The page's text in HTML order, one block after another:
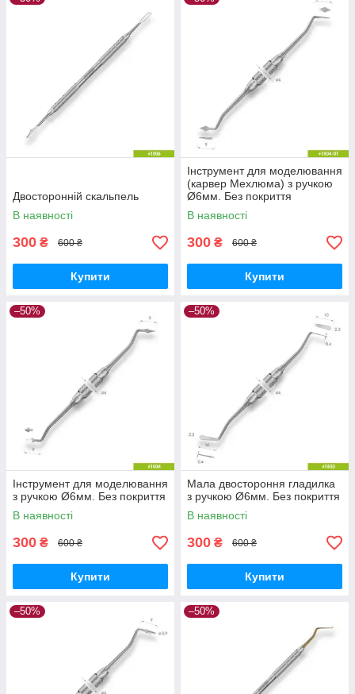
Двосторонній скальпель
В наявності
300 ₴ 600 ₴
Купити
Інструмент для моделювання
(карвер Мехлюма) з ручкою
Ø6мм. Без покриття
В наявності
300 ₴ 600 ₴
Купити
–50%
Інструмент для моделювання
з ручкою Ø6мм. Без покриття
В наявності
300 ₴ 600 ₴
Купити
–50%
Мала двостороння гладилка
з ручкою Ø6мм. Без покриття
В наявності
300 ₴ 600 ₴
Купити
–50% –50%